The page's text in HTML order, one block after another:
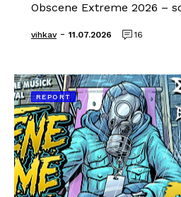
Obscene Extreme 2026 –
vihkav- 11.07.2026 16
REPORT